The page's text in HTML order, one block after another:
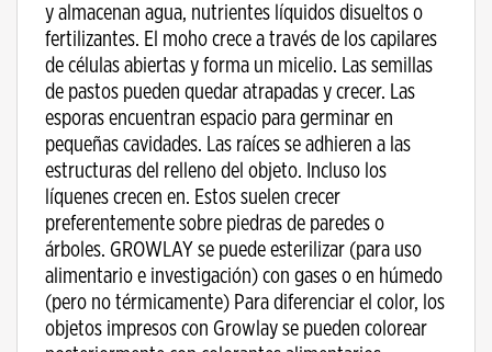
y almacenan agua, nutrientes líquidos disueltos o
fertilizantes. El moho crece a través de los capilares
de células abiertas y forma un micelio. Las semillas
de pastos pueden quedar atrapadas y crecer. Las
esporas encuentran espacio para germinar en
pequeñas cavidades. Las raíces se adhieren a las
estructuras del relleno del objeto. Incluso los
líquenes crecen en. Estos suelen crecer
preferentemente sobre piedras de paredes o
árboles. GROWLAY se puede esterilizar (para uso
alimentario e investigación) con gases o en húmedo
(pero no térmicamente) Para diferenciar el color, los
objetos impresos con Growlay se pueden colorear